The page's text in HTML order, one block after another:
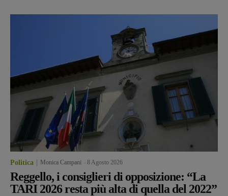
Politica Monica Campani 8 Agosto 2026
Reggello, i consiglieri di opposizione: “La
TARI 2026 resta più alta di quella del 2022”